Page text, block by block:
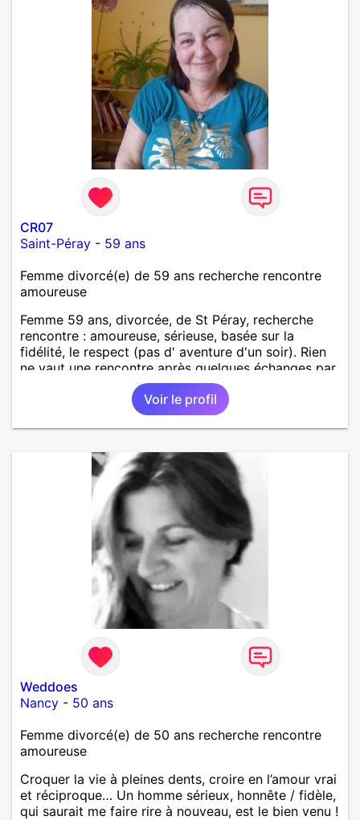
CR07
Saint-Péray - 59 ans
Femme divorcé(e) de 59 ans recherche rencontre
amoureuse
Femme 59 ans, divorcée, de St Péray, recherche
rencontre : amoureuse, sérieuse, basée sur la
fidélité, le respect (pas d' aventure d'un soir). Rien
ne vaut une rencontre après quelques échanges par
messages pour savoir si il y a un feeling entre les
deux et le désir de se revoir. Au plaisir de se
Voir le profil
Weddoes
Nancy - 50 ans
Femme divorcé(e) de 50 ans recherche rencontre
amoureuse
Croquer la vie à pleines dents, croire en l’amour vrai
et réciproque… Un homme sérieux, honnête / fidèle,
qui saurait me faire rire à nouveau, est le bien venu !